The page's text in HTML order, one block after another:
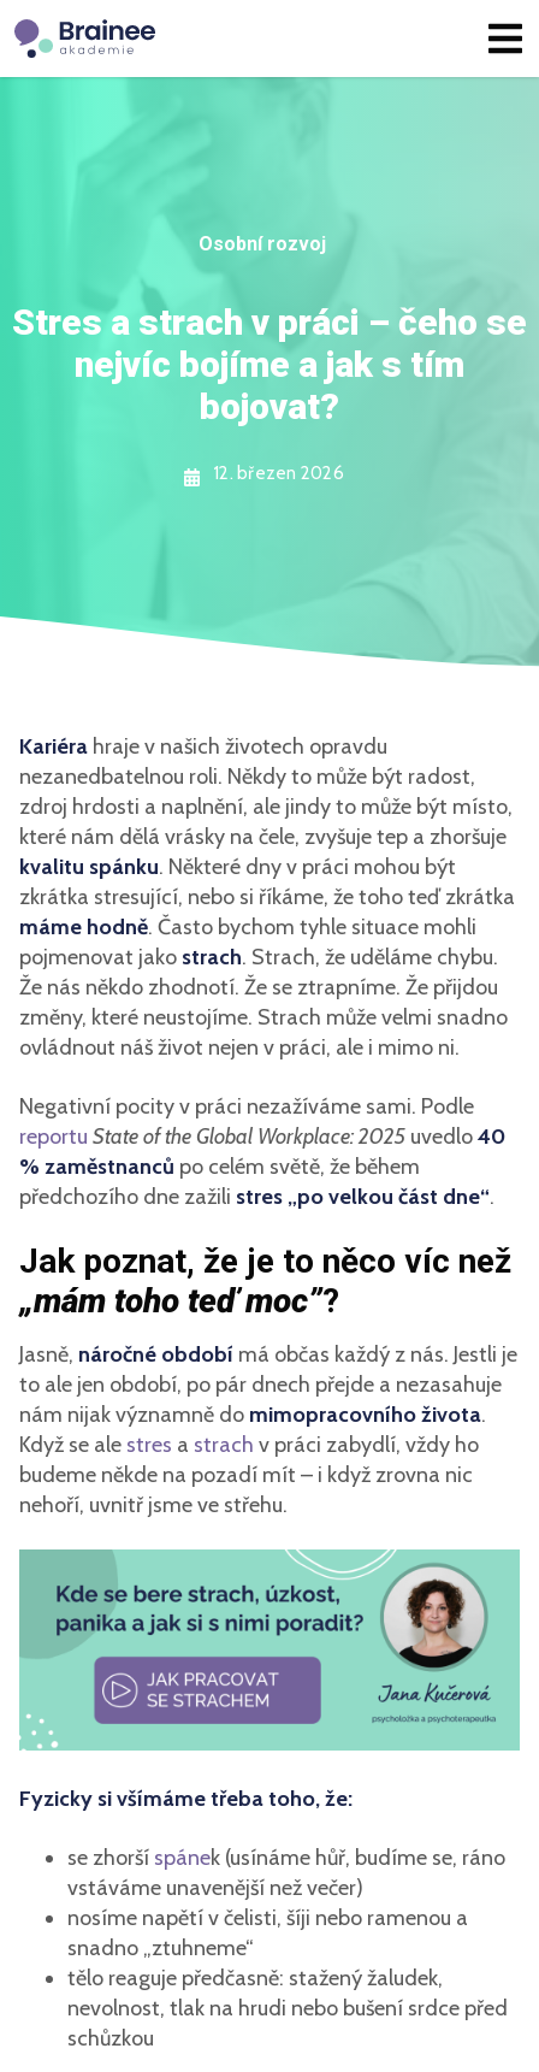
Osobní rozvoj
Stres a strach v práci – čeho se
nejvíc bojíme a jak s tím
bojovat?
12. březen 2026
Kariéra hraje v našich životech opravdu
nezanedbatelnou roli. Někdy to může být radost,
zdroj hrdosti a naplnění, ale jindy to může být místo,
které nám dělá vrásky na čele, zvyšuje tep a zhoršuje
kvalitu spánku. Některé dny v práci mohou být
zkrátka stresující, nebo si říkáme, že toho teď zkrátka
máme hodně. Často bychom tyhle situace mohli
pojmenovat jako strach. Strach, že uděláme chybu.
Že nás někdo zhodnotí. Že se ztrapníme. Že přijdou
změny, které neustojíme. Strach může velmi snadno
ovládnout náš život nejen v práci, ale i mimo ni.
Negativní pocity v práci nezažíváme sami. Podle
reportu State of the Global Workplace: 2025 uvedlo40
% zaměstnanců po celém světě, že během
předchozího dne zažili stres „po velkou část dne“.
Jak poznat, že je to něco víc než
„mám toho teď moc”?
Jasně, náročné období má občas každý z nás. Jestli je
to ale jen období, po pár dnech přejde a nezasahuje
nám nijak významně do mimopracovního života.
Když se ale stres a strach v práci zabydlí, vždy ho
budeme někde na pozadí mít – i když zrovna nic
nehoří, uvnitř jsme ve střehu.
Fyzicky si všímáme třeba toho, že:
se zhorší spánek (usínáme hůř, budíme se, ráno
vstáváme unavenější než večer)
nosíme napětí v čelisti, šíji nebo ramenou a
snadno „ztuhneme“
tělo reaguje předčasně: stažený žaludek,
nevolnost, tlak na hrudi nebo bušení srdce před
schůzkou